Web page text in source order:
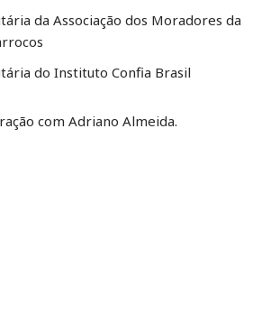
da Associação dos Moradores da
do Instituto Confia Brasil
com Adriano Almeida.